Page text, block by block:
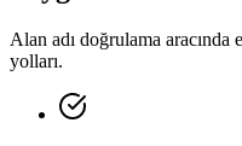
Alan adı doğrulama aracında
yolları.